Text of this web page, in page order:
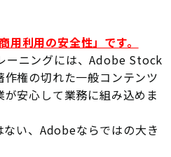
利用の安全性」です。
ーニングには、Adobe Stock
権の切れた一般コンテンツ
安心して業務に組み込めま
い、Adobeならではの大き